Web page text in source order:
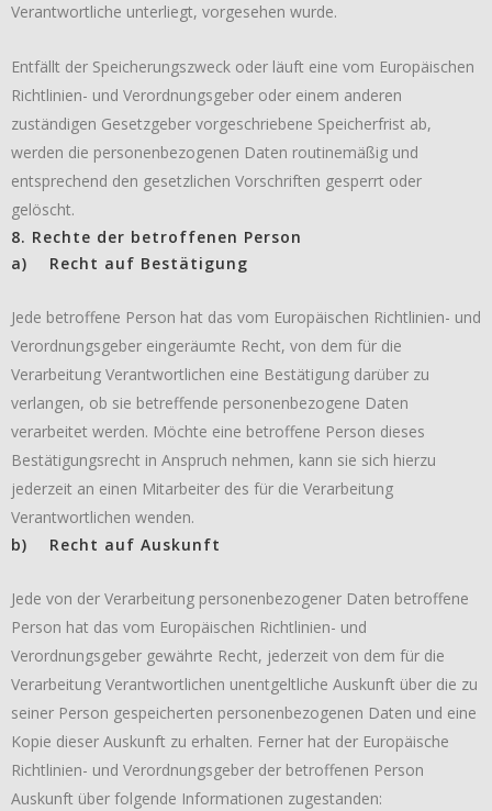
Verantwortliche unterliegt, vorgesehen wurde.
Entfällt der Speicherungszweck oder läuft eine vom Europäischen
Richtlinien- und Verordnungsgeber oder einem anderen
zuständigen Gesetzgeber vorgeschriebene Speicherfrist ab,
werden die personenbezogenen Daten routinemäßig und
entsprechend den gesetzlichen Vorschriften gesperrt oder
gelöscht.
8. Rechte der betroffenen Person
a) Recht auf Bestätigung
Jede betroffene Person hat das vom Europäischen Richtlinien- und
Verordnungsgeber eingeräumte Recht, von dem für die
Verarbeitung Verantwortlichen eine Bestätigung darüber zu
verlangen, ob sie betreffende personenbezogene Daten
verarbeitet werden. Möchte eine betroffene Person dieses
Bestätigungsrecht in Anspruch nehmen, kann sie sich hierzu
jederzeit an einen Mitarbeiter des für die Verarbeitung
Verantwortlichen wenden.
b) Recht auf Auskunft
Jede von der Verarbeitung personenbezogener Daten betroffene
Person hat das vom Europäischen Richtlinien- und
Verordnungsgeber gewährte Recht, jederzeit von dem für die
Verarbeitung Verantwortlichen unentgeltliche Auskunft über die zu
seiner Person gespeicherten personenbezogenen Daten und eine
Kopie dieser Auskunft zu erhalten. Ferner hat der Europäische
Richtlinien- und Verordnungsgeber der betroffenen Person
Auskunft über folgende Informationen zugestanden: